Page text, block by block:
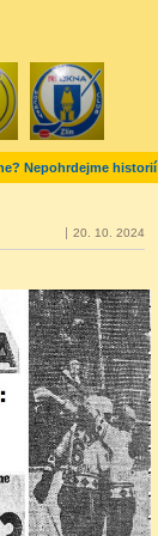
Nepohrdejme historií
20. 10. 2024